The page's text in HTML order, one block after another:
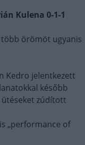
Kulena 0-1-1
több örömöt ugyanis
Kedro jelentkezett
később
zúdított
„performance of